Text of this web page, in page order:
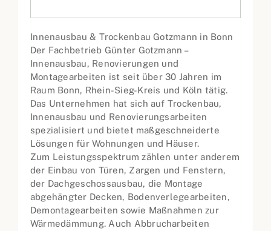
Innenausbau & Trockenbau Gotzmann in Bonn
Der Fachbetrieb Günter Gotzmann –
Innenausbau, Renovierungen und
Montagearbeiten ist seit über 30 Jahren im
Raum Bonn, Rhein-Sieg-Kreis und Köln tätig.
Das Unternehmen hat sich auf Trockenbau,
Innenausbau und Renovierungsarbeiten
spezialisiert und bietet maßgeschneiderte
Lösungen für Wohnungen und Häuser.
Zum Leistungsspektrum zählen unter anderem
der Einbau von Türen, Zargen und Fenstern,
der Dachgeschossausbau, die Montage
abgehängter Decken, Bodenverlegearbeiten,
Demontagearbeiten sowie Maßnahmen zur
Wärmedämmung. Auch Abbrucharbeiten